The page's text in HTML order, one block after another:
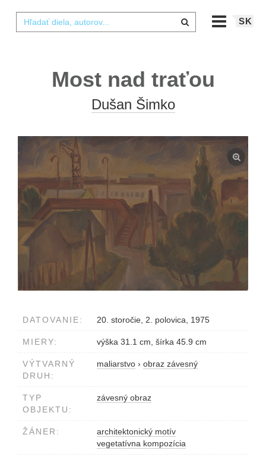
SK
Most nad traťou
Dušan Šimko
DATOVANIE: 20. storočie, 2. polovica, 1975
MIERY: výška 31.1 cm, šírka 45.9 cm
VÝTVARNÝ
DRUH:
maliarstvo › obraz závesný
TYP
OBJEKTU:
závesný obraz
ŽÁNER:
architektonický motív
vegetatívna kompozícia